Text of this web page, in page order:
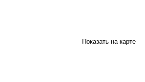
Показать на карте